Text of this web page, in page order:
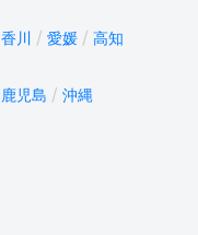
香川 愛媛
高知
鹿児島 沖縄